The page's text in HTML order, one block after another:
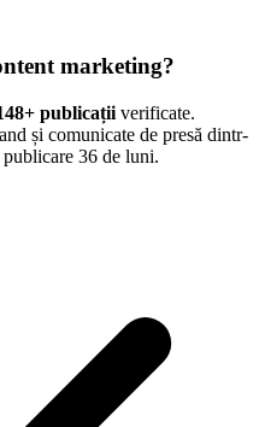
marketing?
+ publicații verificate.
și comunicate de presă dintr-
36 de luni.